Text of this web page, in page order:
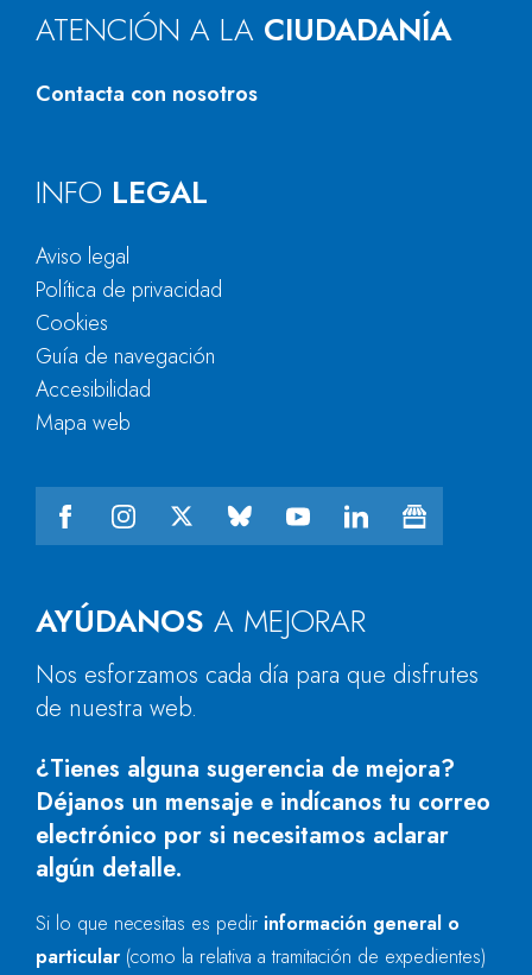
ATENCIÓN A LA CIUDADANÍA
Contacta con nosotros
AYÚDANOS A MEJORAR
Nos esforzamos cada día para que disfrutes
de nuestra web.
¿Tienes alguna sugerencia de mejora?
Déjanos un mensaje e indícanos tu correo
electrónico por si necesitamos aclarar
algún detalle.
Si lo que necesitas es pedir información general o
particular (como la relativa a tramitación de expedientes)
INFO LEGAL
Aviso legal
Política de privacidad
Cookies
Guía de navegación
Accesibilidad
Mapa web